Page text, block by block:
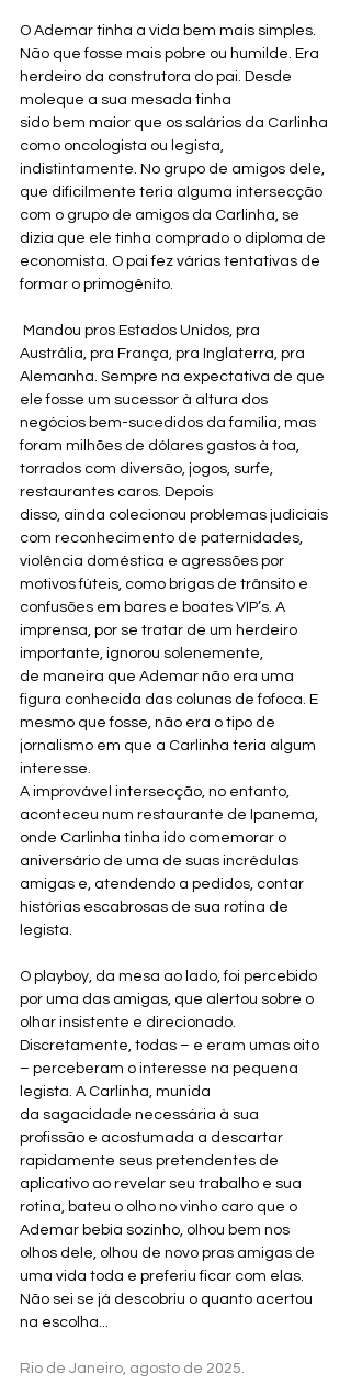
O Ademar tinha a vida bem mais simples.
Não que fosse mais pobre ou humilde. Era
herdeiro da construtora do pai. Desde
moleque a sua mesada tinha
sido bem maior que os salários da Carlinha
como oncologista ou legista,
indistintamente. No grupo de amigos dele,
que dificilmente teria alguma intersecção
com o grupo de amigos da Carlinha, se
dizia que ele tinha comprado o diploma de
economista. O pai fez várias tentativas de
formar o primogênito.
Austrália, pra França, pra Inglaterra, pra
Alemanha. Sempre na expectativa de que
ele fosse um sucessor à altura dos
negócios bem-sucedidos da família, mas
foram milhões de dólares gastos à toa,
torrados com diversão, jogos, surfe,
restaurantes caros. Depois
disso, ainda colecionou problemas judiciais
com reconhecimento de paternidades,
violência doméstica e agressões por
motivos fúteis, como brigas de trânsito e
confusões em bares e boates VIP’s. A
imprensa, por se tratar de um herdeiro
importante, ignorou solenemente,
de maneira que Ademar não era uma
figura conhecida das colunas de fofoca. E
mesmo que fosse, não era o tipo de
jornalismo em que a Carlinha teria algum
interesse.
A improvável intersecção, no entanto,
aconteceu num restaurante de Ipanema,
onde Carlinha tinha ido comemorar o
aniversário de uma de suas incrédulas
amigas e, atendendo a pedidos, contar
histórias escabrosas de sua rotina de
legista.
O playboy, da mesa ao lado, foi percebido
por uma das amigas, que alertou sobre o
olhar insistente e direcionado.
Discretamente, todas – e eram umas oito
– perceberam o interesse na pequena
legista. A Carlinha, munida
da sagacidade necessária à sua
profissão e acostumada a descartar
rapidamente seus pretendentes de
aplicativo ao revelar seu trabalho e sua
rotina, bateu o olho no vinho caro que o
Ademar bebia sozinho, olhou bem nos
olhos dele, olhou de novo pras amigas de
uma vida toda e preferiu ficar com elas.
Não sei se já descobriu o quanto acertou
na escolha...
Rio de Janeiro, agosto de 2025.